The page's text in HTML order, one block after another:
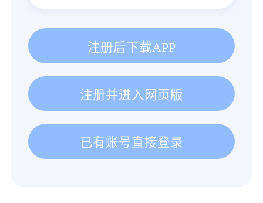
注册后下载APP
注册并进入网页版
已有账号直接登录